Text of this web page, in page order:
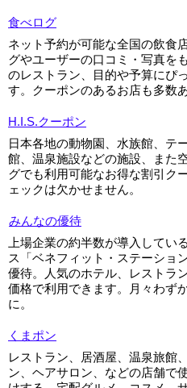
食べログ
ネット予約が可能な全国の飲食
グやユーザーの口コミ・写真を
のレストラン、目的や予算にぴ
す。クーポンのあるお店も多数あ
H.I.S.クーポン
日本各地の動物園、水族館、テ
館、温泉施設などの施設、また
グでも利用可能なお得な割引ク
ェックは欠かせません。
みんなの優待
上場企業の約半数が導入してい
ス「ベネフィット・ステーショ
優待。人気のホテル、レストラ
価格で利用できます。月々わず
に。
くまポン
レストラン、居酒屋、温泉旅館
ン、ヘアサロン、などの店舗で